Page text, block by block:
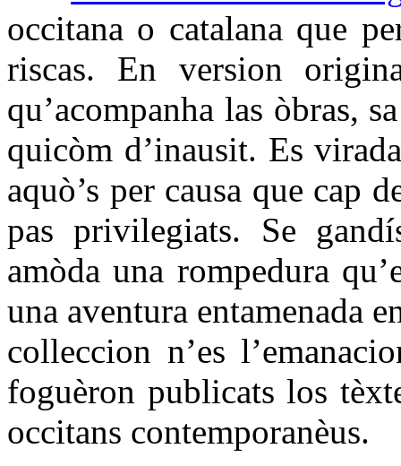
occitana o catalana que
riscas. En version
qu’acompanha las òbras,
quicòm d’inausit. Es
aquò’s per causa que cap
pas privilegiats. Se
amòda una rompedura
una aventura entamenada
colleccion n’es
foguèron publicats los
occitans contemporanèus.